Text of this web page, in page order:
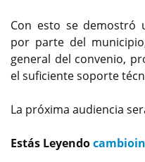
Con esto se demostró
por parte del
general del convenio,
el suficiente soporte
La próxima audiencia
Estás Leyendo